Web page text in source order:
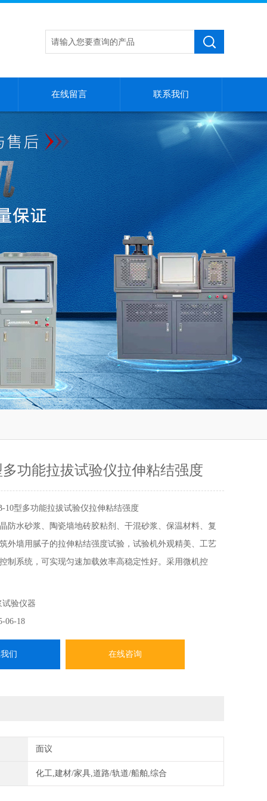
在线留言 联系我们
功能拉拔试验仪拉伸粘结强度
10型多功能拉拔试验仪拉伸粘结强度
防水砂浆、陶瓷墙地砖胶粘剂、干混砂浆、保温材料、复
外墙用腻子的拉伸粘结强度试验，试验机外观精美、工艺
制系统，可实现匀速加载效率高稳定性好。采用微机控
可调、负荷测量精度高、操作方便等特点。
试验仪器
06-18
们 在线咨询
面议
化工,建材/家具,道路/轨道/船舶,综合